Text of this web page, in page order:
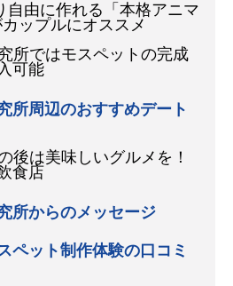
自由に作れる「本格アニマ
ップルにオススメ
所ではモスペットの完成
可能
所周辺のおすすめデート
後は美味しいグルメを！
食店
所からのメッセージ
ペット制作体験の口コミ